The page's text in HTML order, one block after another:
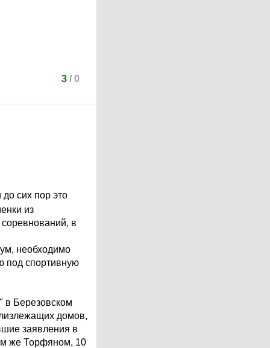
3/ 0
сих пор это
из
в
необходимо
под спортивную
в Березовском
домов,
заявления в
же Торфяном, 10